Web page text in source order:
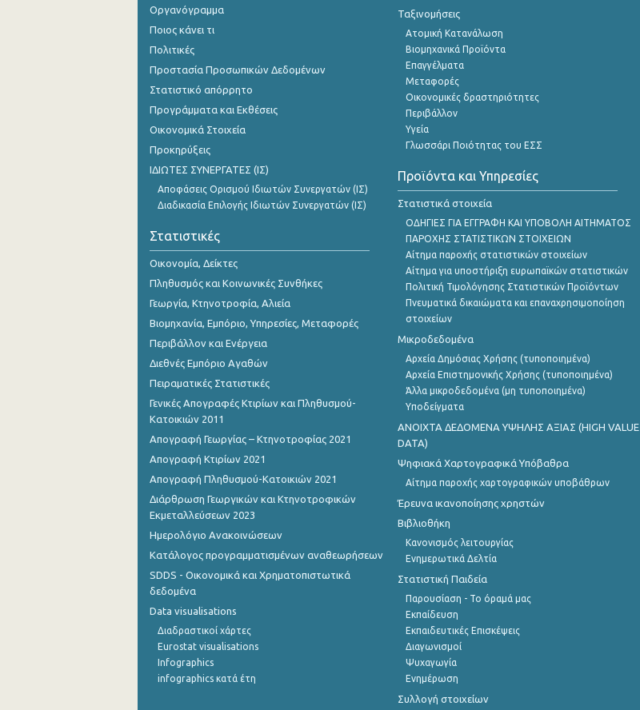
Οργανόγραμμα
Ποιος κάνει τι
Πολιτικές
Προστασία Προσωπικών Δεδομένων
Στατιστικό απόρρητο
Προγράμματα και Εκθέσεις
Οικονομικά Στοιχεία
Προκηρύξεις
ΙΔΙΩΤΕΣ ΣΥΝΕΡΓΑΤΕΣ (ΙΣ)
Αποφάσεις Ορισμού Ιδιωτών Συνεργατών (ΙΣ)
Διαδικασία Επιλογής Ιδιωτών Συνεργατών (ΙΣ)
Στατιστικές
Οικονομία, Δείκτες
Πληθυσμός και Κοινωνικές Συνθήκες
Γεωργία, Κτηνοτροφία, Αλιεία
Βιομηχανία, Εμπόριο, Υπηρεσίες, Μεταφορές
Περιβάλλον και Ενέργεια
Διεθνές Εμπόριο Αγαθών
Πειραματικές Στατιστικές
Γενικές Απογραφές Κτιρίων και Πληθυσμού-
Κατοικιών 2011
Απογραφή Γεωργίας – Κτηνοτροφίας 2021
Απογραφή Κτιρίων 2021
Απογραφή Πληθυσμού-Κατοικιών 2021
Διάρθρωση Γεωργικών και Κτηνοτροφικών
Εκμεταλλεύσεων 2023
Ημερολόγιο Ανακοινώσεων
Κατάλογος προγραμματισμένων αναθεωρήσεων
SDDS - Οικονομικά και Χρηματοπιστωτικά
δεδομένα
Data visualisations
Διαδραστικοί χάρτες
Eurostat visualisations
Infographics
infographics κατά έτη
Ταξινομήσεις
Ατομική Κατανάλωση
Βιομηχανικά Προϊόντα
Επαγγέλματα
Μεταφορές
Οικονομικές δραστηριότητες
Περιβάλλον
Υγεία
Γλωσσάρι Ποιότητας του ΕΣΣ
Προϊόντα και Υπηρεσίες
Στατιστικά στοιχεία
ΟΔΗΓΙΕΣ ΓΙΑ ΕΓΓΡΑΦΗ ΚΑΙ ΥΠΟΒΟΛΗ ΑΙΤΗΜΑΤΟΣ
ΠΑΡΟΧΗΣ ΣΤΑΤΙΣΤΙΚΩΝ ΣΤΟΙΧΕΙΩΝ
Αίτημα παροχής στατιστικών στοιχείων
Αίτημα για υποστήριξη ευρωπαϊκών στατιστικών
Πολιτική Τιμολόγησης Στατιστικών Προϊόντων
Πνευματικά δικαιώματα και επαναχρησιμοποίηση
στοιχείων
Μικροδεδομένα
Αρχεία Δημόσιας Χρήσης (τυποποιημένα)
Αρχεία Επιστημονικής Χρήσης (τυποποιημένα)
Άλλα μικροδεδομένα (μη τυποποιημένα)
Υποδείγματα
ANOIXTA ΔΕΔΟΜΕΝΑ ΥΨΗΛΗΣ ΑΞΙΑΣ (HIGH VALUE
DATA)
Ψηφιακά Χαρτογραφικά Υπόβαθρα
Αίτημα παροχής χαρτογραφικών υποβάθρων
Έρευνα ικανοποίησης χρηστών
Βιβλιοθήκη
Κανονισμός λειτουργίας
Ενημερωτικά Δελτία
Στατιστική Παιδεία
Παρουσίαση - Το όραμά μας
Εκπαίδευση
Εκπαιδευτικές Επισκέψεις
Διαγωνισμοί
Ψυχαγωγία
Ενημέρωση
Συλλογή στοιχείων